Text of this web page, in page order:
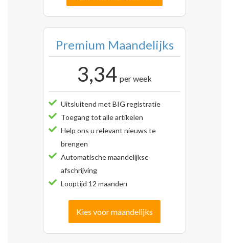
Premium Maandelijks
3,34 per week
Uitsluitend met BIG registratie
Toegang tot alle artikelen
Help ons u relevant nieuws te
brengen
Automatische maandelijkse
afschrijving
Looptijd 12 maanden
Kies voor maandelijks